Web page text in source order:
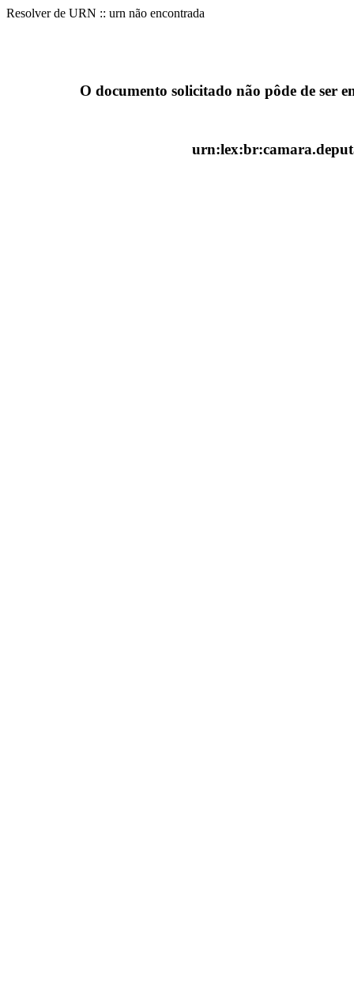
Resolver de URN :: urn não encontrada
O documento solicitado não pôde de ser